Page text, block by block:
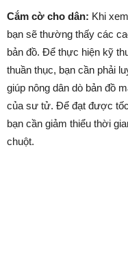
Cắm cờ cho dân: Khi
bạn sẽ thường thấy các
bản đồ. Để thực hiện kỹ
thuần thục, bạn cần phải
giúp nông dân dò bản đồ
của sư tử. Để đạt được
bạn cần giảm thiểu thời
chuột.